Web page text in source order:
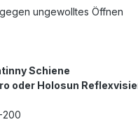
ungewolltes Öffnen
Schiene
oder Holosun